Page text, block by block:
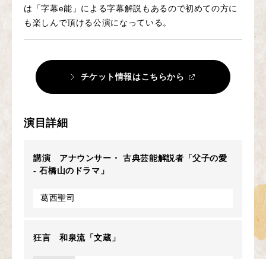
は「字幕e能」による字幕解説もあるので初めての方に
も楽しんで頂ける公演になっている。
チケット情報はこちらから
演目詳細
講演 アナウンサー・ 古典芸能解説者「父子の愛
- 石橋山のドラマ」
葛西聖司
狂言 和泉流「文蔵」